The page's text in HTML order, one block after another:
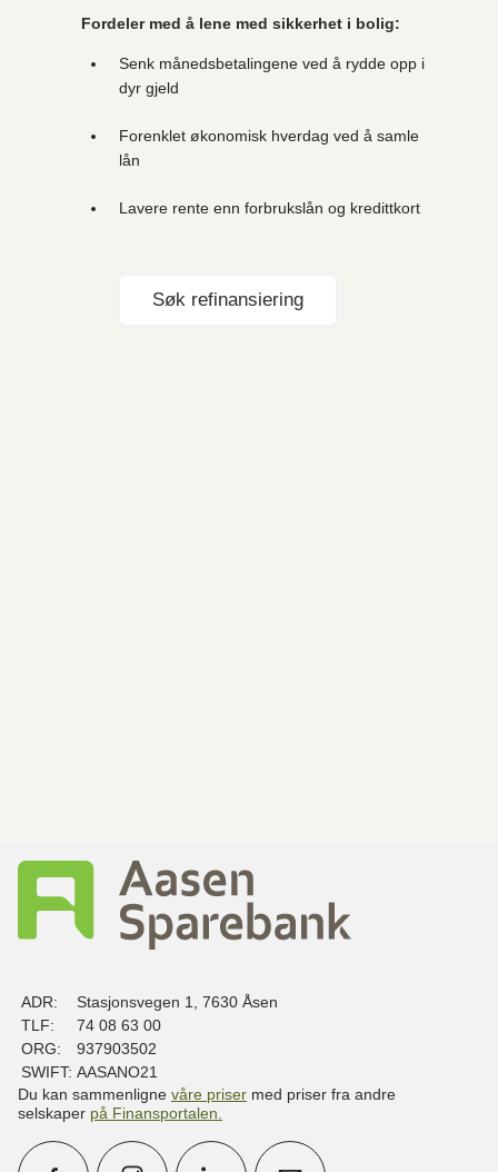
Fordeler med å lene med sikkerhet i bolig:
Senk månedsbetalingene ved å rydde opp i
dyr gjeld
Forenklet økonomisk hverdag ved å samle
lån
Lavere rente enn forbrukslån og kredittkort
Søk refinansiering
ADR:
Stasjonsvegen 1, 7630 Åsen
TLF:
74 08 63 00
ORG:
937903502
SWIFT: AASANO21
Du kan sammenligne våre priser med priser fra andre
selskaper på Finansportalen